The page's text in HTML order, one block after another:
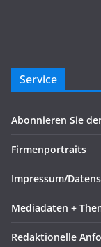
Service
Abonnieren Sie
Firmenportraits
Impressum/
Mediadaten +
Redaktionelle